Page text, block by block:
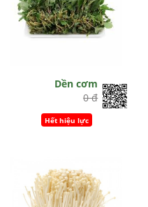
Dền cơm
0 đ
Hết hiệu lực